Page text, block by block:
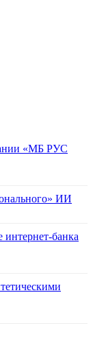
«МБ РУС
ИИ
банка